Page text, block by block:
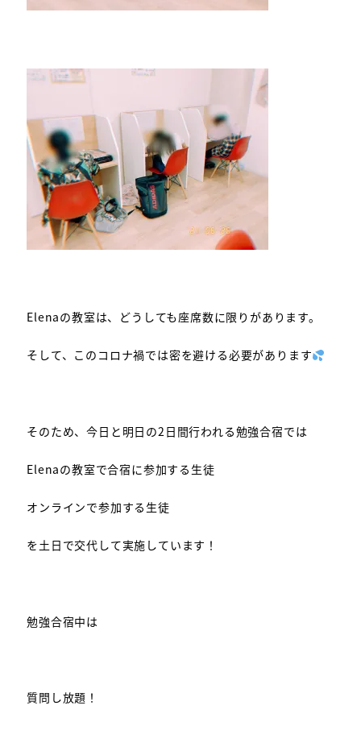
Elenaの教室は、どうしても座席数に限りがあります。
そして、このコロナ禍では密を避ける必要があります
そのため、今日と明日の2日間行われる勉強合宿では
Elenaの教室で合宿に参加する生徒
オンラインで参加する生徒
を土日で交代して実施しています！
勉強合宿中は
質問し放題！